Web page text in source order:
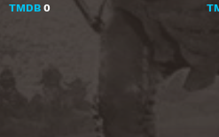
TMDB 0